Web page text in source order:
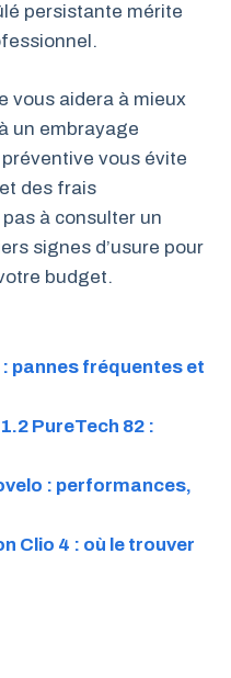
persistante mérite
vous aidera à mieux
un embrayage
vous évite
des frais
à consulter un
signes d’usure pour
budget.
pannes fréquentes et
PureTech 82 :
: performances,
Clio 4 : où le trouver